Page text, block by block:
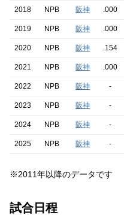
2018 NPB 阪神 .000
2019 NPB 阪神 .000
2020 NPB 阪神 .154
2021 NPB 阪神 .000
2022 NPB 阪神 -
2023 NPB 阪神 -
2024 NPB 阪神 -
2025 NPB 阪神 -
※2011年以降のデータです
試合日程